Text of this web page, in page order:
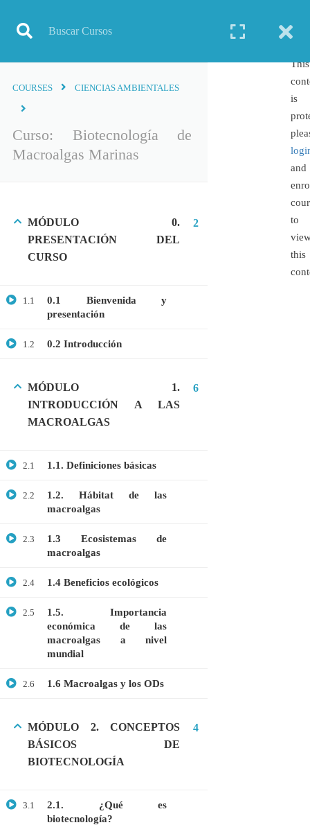
Curso: Biotecnología de Macroalgas Marinas
COURSES CIENCIAS AMBIENTALES
Curso: Biotecnología de
Macroalgas Marinas
MÓDULO 0.
PRESENTACIÓN DEL
CURSO
2
1.1
0.1 Bienvenida y
presentación
1.2 0.2 Introducción
MÓDULO 1.
INTRODUCCIÓN A LAS
MACROALGAS
6
2.1 1.1. Definiciones básicas
2.2
1.2. Hábitat de las
macroalgas
2.3
1.3 Ecosistemas de
macroalgas
2.4 1.4 Beneficios ecológicos
2.5
1.5. Importancia
económica de las
macroalgas a nivel
mundial
2.6 1.6 Macroalgas y los ODs
MÓDULO 2. CONCEPTOS
BÁSICOS DE
BIOTECNOLOGÍA
4
3.1
2.1. ¿Qué es
biotecnología?
This
is
and
to
this
TODOS LOS CURSOS
BIOINFORMÁTICA
BIOTECNOLOGÍA
CIENCIAS AMBIENTALES
ESPECIALIZACIÓN
GENÉTICA
MEDICINA
PROTEÓMICA
$20.00$10.00
$25.00$10.00
Webinar: Introducción a la Ingeniería